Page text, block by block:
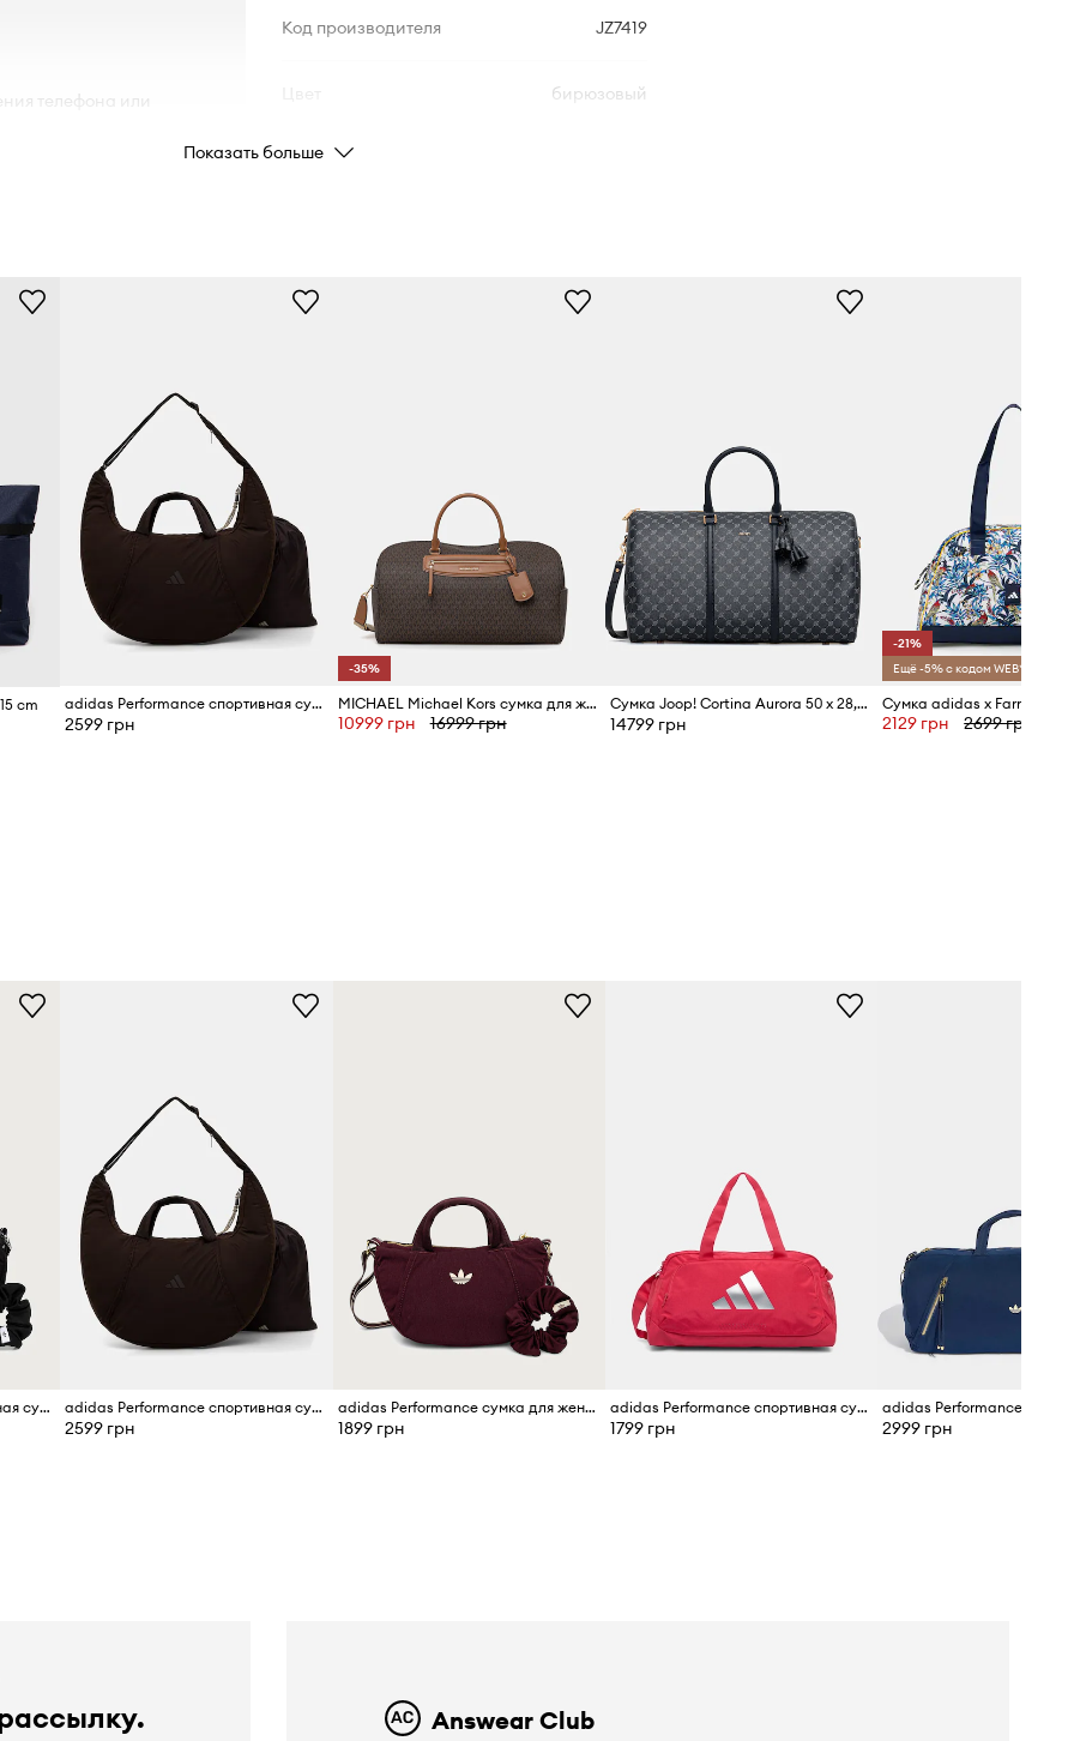
телефона или
Код производителя JZ7419
бирюзовый
Бренд
Показать больше
cm adidas Performance спортивная сумка для женщин
2599 грн
-35%
MICHAEL Michael Kors сумка для женщин
10999 грн 16999 грн
Сумка Joop! Cortina Aurora 50 x 28,5 x 21 cm
14799 грн
-21%
Ещё -5% с кодом WEB*
Сумка adidas x Farm Rio
2129 грн 2699 грн
adidas Performance спортивная сумка для женщин Originals Sport adidas Performance спортивная сумка для женщин
2599 грн
adidas Performance сумка для женщин Originals Sport
1899 грн
adidas Performance спортивная сумка для женщин
1799 грн 2999 грн
Answear Club